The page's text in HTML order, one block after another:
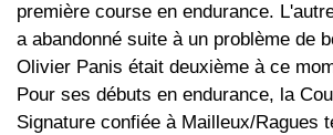
première course en endurance.
a abandonné suite à un problème de
Olivier Panis était deuxième à ce
Pour ses débuts en endurance, la
Signature confiée à Mailleux/Ragues